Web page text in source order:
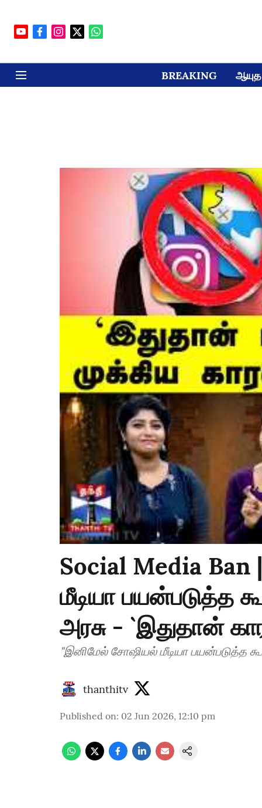
BREAKING ஆயுத
Social Media
மீடியா பயன்படுத்த
அரசு - `இதுதான்
"இனிமேல் சோஷியல் மீடியா பயன்படுத்த
thanthitv
Published on: 02 Jun 2026, 12:10 pm